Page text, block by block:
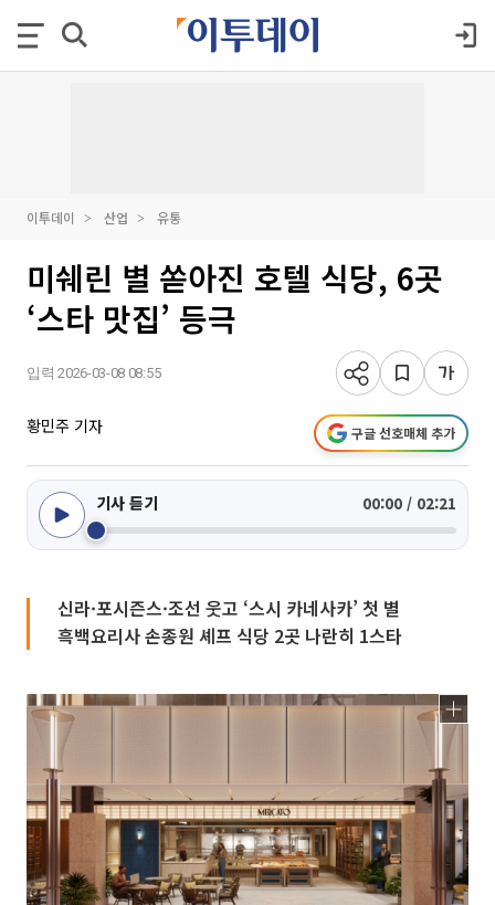
이투데이 산업 유통
미쉐린 별 쏟아진 호텔 식당, 6곳
‘스타 맛집’ 등극
입력 2026-03-08 08:55
황민주 기자 구글 선호매체 추가
기사 듣기 00:00 / 02:21
신라·포시즌스·조선 웃고 ‘스시 카네사카’ 첫 별
흑백요리사 손종원 셰프 식당 2곳 나란히 1스타